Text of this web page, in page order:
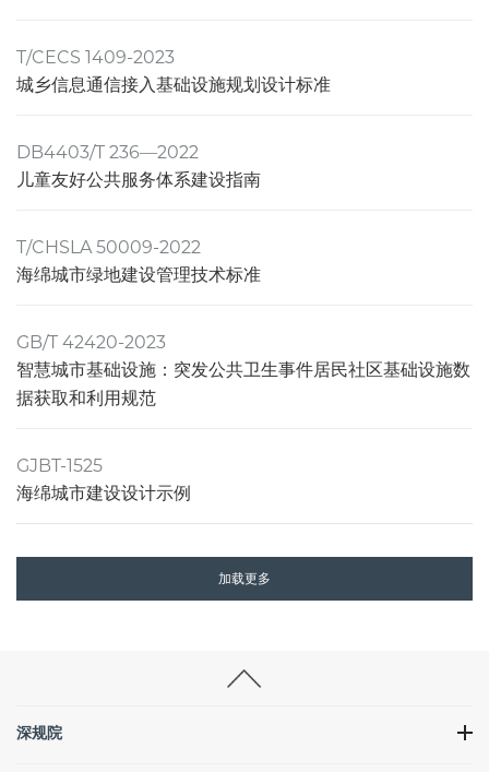
T/CECS 1409-2023
城乡信息通信接入基础设施规划设计标准
DB4403/T 236—2022
儿童友好公共服务体系建设指南
T/CHSLA 50009-2022
海绵城市绿地建设管理技术标准
GB/T 42420-2023
智慧城市基础设施：突发公共卫生事件居民社区基础设施数
据获取和利用规范
GJBT-1525
海绵城市建设设计示例
加载更多
深规院